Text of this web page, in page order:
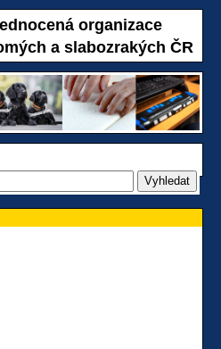
organizace
a slabozrakých ČR